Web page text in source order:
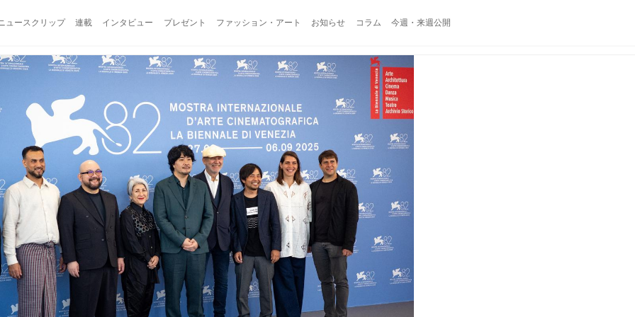
ュースクリップ 連載 インタビュー プレゼント ファッション・アート お知らせ コラム 今週・来週公開